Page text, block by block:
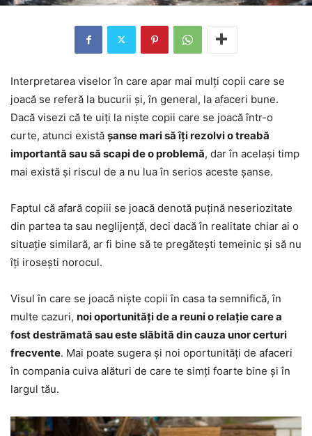
Interpretarea viselor în care apar mai mulți copii care se
joacă se referă la bucurii și, în general, la afaceri bune.
Dacă visezi că te uiți la niște copii care se joacă într-o
curte, atunci există șanse mari să îți rezolvi o treabă
importantă sau să scapi de o problemă, dar în același timp
mai există și riscul de a nu lua în serios aceste șanse.
Faptul că afară copiii se joacă denotă puțină neseriozitate
din partea ta sau neglijență, deci dacă în realitate chiar ai o
situație similară, ar fi bine să te pregătești temeinic și să nu
îți irosești norocul.
Visul în care se joacă niște copii în casa ta semnifică, în
multe cazuri, noi oportunități de a reuni o relație care a
fost destrămată sau este slăbită din cauza unor certuri
frecvente. Mai poate sugera și noi oportunități de afaceri
în compania cuiva alături de care te simți foarte bine și în
largul tău.